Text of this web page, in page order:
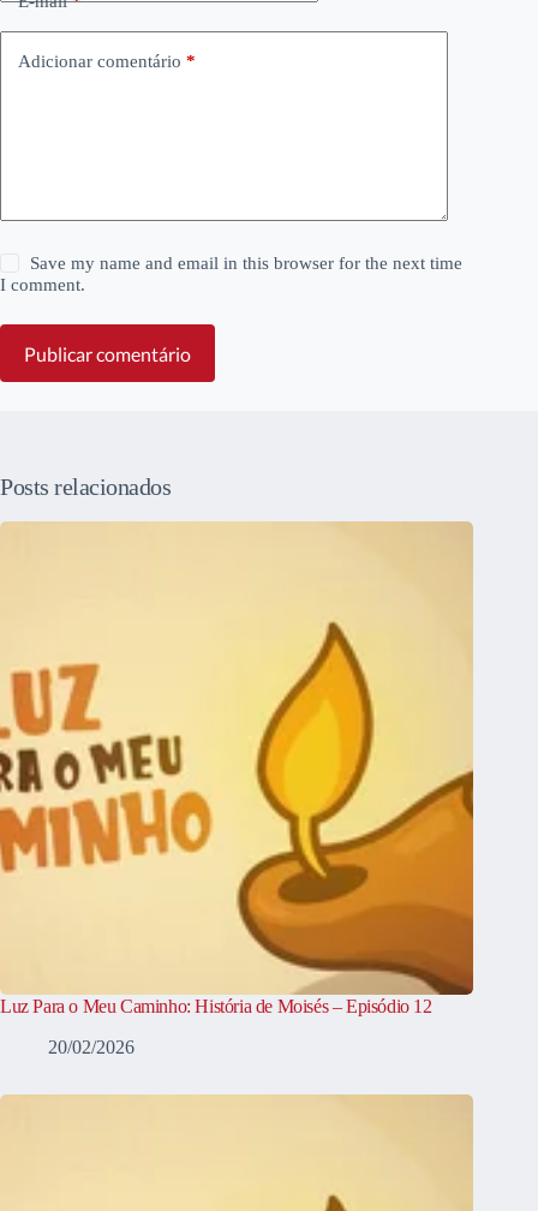
Adicionar comentário *
Save my name and email in this browser for the next time
I comment.
Publicar comentário
Posts relacionados
Luz Para o Meu Caminho: História de Moisés – Episódio 12
20/02/2026